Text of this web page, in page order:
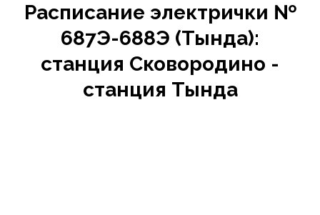
Расписание электрички №
687Э-688Э (Тында):
станция Сковородино -
станция Тында